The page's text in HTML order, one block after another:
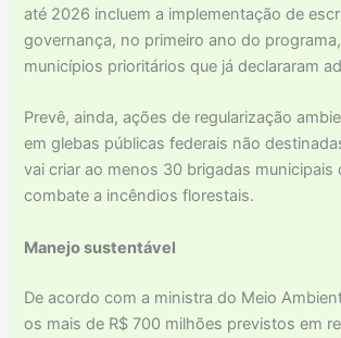
até 2026 incluem a implementação de
governança, no primeiro ano do
municípios prioritários que já declararam
Prevê, ainda, ações de regularização
em glebas públicas federais não
vai criar ao menos 30 brigadas municipais
combate a incêndios florestais.
Manejo sustentável
De acordo com a ministra do Meio
os mais de R$ 700 milhões previstos em